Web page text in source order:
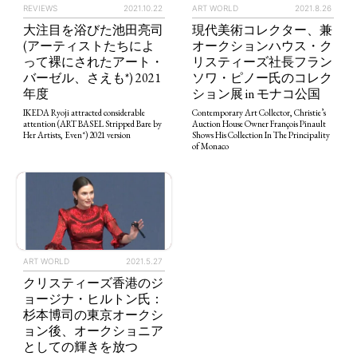
REVIEWS 2021.10.22
大注目を浴びた池田亮司
(アーティストたちによ
って裸にされたアート・
バーゼル、さえも*) 2021
年度
IKEDA Ryoji attracted considerable
attention (ART BASEL Stripped Bare by
Her Artists, Even*) 2021 version
ART WORLD 2021.8.26
現代美術コレクター、兼
オークションハウス・ク
リスティーズ社長フラン
ソワ・ピノー氏のコレク
ション展 in モナコ公国
Contemporary Art Collector, Christie’s
Auction House Owner François Pinault
Shows His Collection In The Principality
of Monaco
ART WORLD 2021.5.27
クリスティーズ香港のジ
ョージナ・ヒルトン氏：
杉本博司の東京オークシ
ョン後、オークショニア
としての輝きを放つ